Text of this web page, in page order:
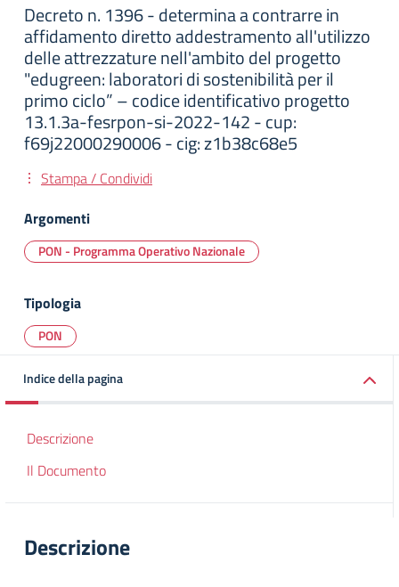
Decreto n. 1396 - determina a contrarre in
affidamento diretto addestramento all'utilizzo
delle attrezzature nell'ambito del progetto
"edugreen: laboratori di sostenibilità per il
primo ciclo” – codice identificativo progetto
13.1.3a-fesrpon-si-2022-142 - cup:
f69j22000290006 - cig: z1b38c68e5
Stampa / Condividi
Argomenti
PON - Programma Operativo Nazionale
Tipologia
PON
Indice della pagina
Descrizione
Il Documento
Descrizione